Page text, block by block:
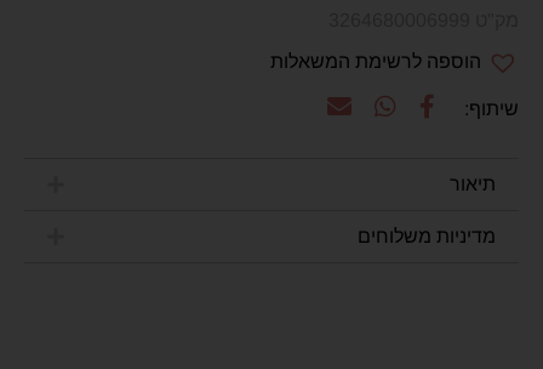
הוספה לרשימת המשאלות
תיאור
מדיניות משלוחים